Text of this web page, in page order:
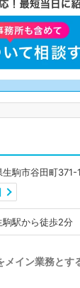
生駒市谷田町
駒駅から徒歩2分
メイン業務とす